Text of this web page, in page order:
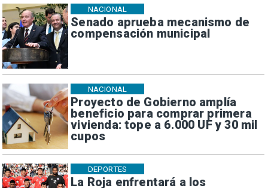
Senado aprueba mecanismo de
compensación municipal
NACIONAL
Proyecto de Gobierno amplía
beneficio para comprar primera
vivienda: tope a 6.000 UF y 30 mil
cupos
NACIONAL
La Roja enfrentará a los
DEPORTES